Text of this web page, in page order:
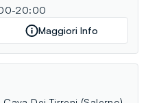
20:00
Maggiori Info